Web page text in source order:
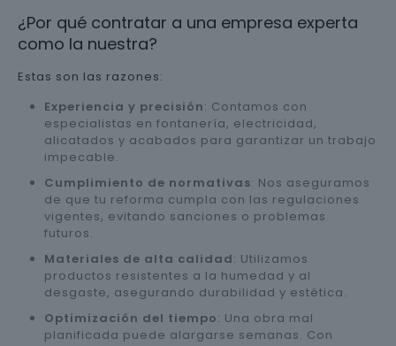
¿Por qué contratar a una empresa experta
como la nuestra?
Estas son las razones:
Experiencia y precisión: Contamos con
especialistas en fontanería, electricidad,
alicatados y acabados para garantizar un trabajo
impecable.
Cumplimiento de normativas: Nos aseguramos
de que tu reforma cumpla con las regulaciones
vigentes, evitando sanciones o problemas
futuros.
Materiales de alta calidad: Utilizamos
productos resistentes a la humedad y al
desgaste, asegurando durabilidad y estética.
Optimización del tiempo: Una obra mal
planificada puede alargarse semanas. Con